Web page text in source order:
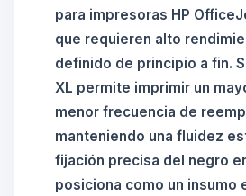
para impresoras HP
que requieren alto
definido de principio a fin.
XL permite imprimir un
menor frecuencia de
manteniendo una fluidez
fijación precisa del negro
posiciona como un insumo